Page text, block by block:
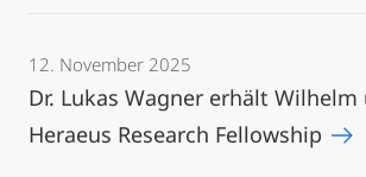
12. November 2025
Dr. Lukas Wagner erhält Wilhelm
Heraeus Research Fellowship